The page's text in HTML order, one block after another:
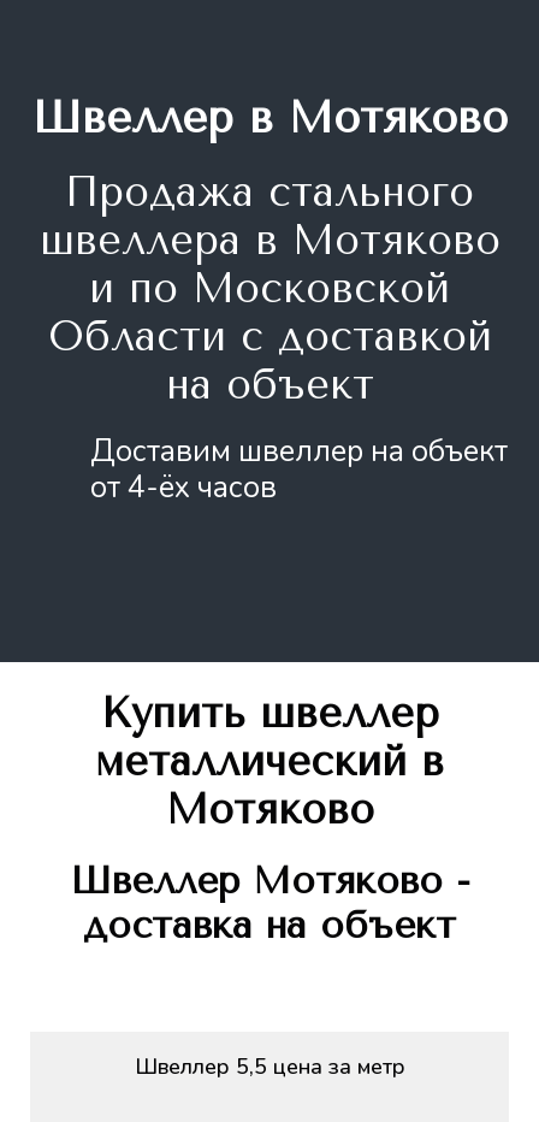
Швеллер в Мотяково
Продажа стального
швеллера в Мотяково
и по Московской
Области с доставкой
на объект
Доставим швеллер на объект
от 4-ёх часов
Купить швеллер
металлический в
Мотяково
ШвеллерМотяково -
доставка на объект
Швеллер 5,5 цена за метр